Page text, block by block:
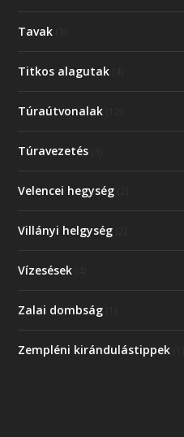
Tavak
Titkos alagutak
Túraútvonalak
Túravezetés
Velencei hegység
Villányi helgység
Vízesések
Zalai dombság
Zempléni kirándulástippek